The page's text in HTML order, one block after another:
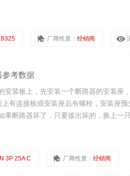
厂商性质： 经销商
参考数据
装板上，先安装一个断路器的安装座
有连接板或安装座后有螺栓，安装座预
断路器坏了，只要拔出坏的，换上一只
3P 25A C 厂商性质： 经销商